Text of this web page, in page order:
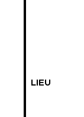
LIEU